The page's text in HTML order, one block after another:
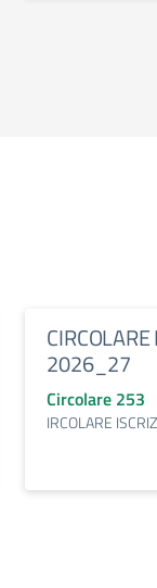
2026_27
Circolare 253
IRCOLARE